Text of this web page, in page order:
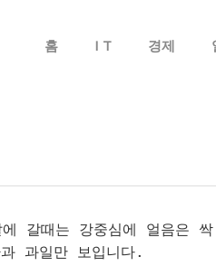
홈 I T 경제
갈때는 강중심에 얼음은
과일만 보입니다.